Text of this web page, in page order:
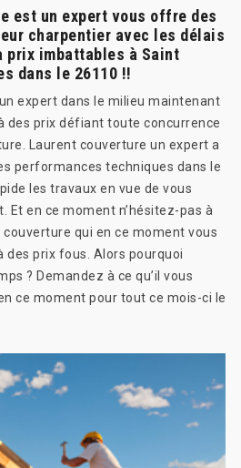
est un expert vous offre des
charpentier avec les délais
prix imbattables à Saint
dans le 26110 !!
expert dans le milieu maintenant
des prix défiant toute concurrence
Laurent couverture un expert a
performances techniques dans le
les travaux en vue de vous
Et en ce moment n’hésitez-pas à
qui en ce moment vous
prix fous. Alors pourquoi
? Demandez à ce qu’il vous
ce moment pour tout ce mois-ci le